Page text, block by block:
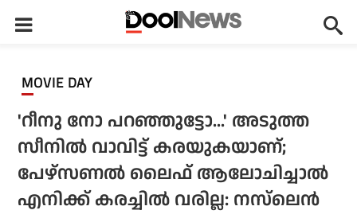
MOVIE DAY
'റീനു നോ പറഞ്ഞുട്ടോ...' അടുത്ത
സീനില്‍ വാവിട്ട് കരയുകയാണ്;
പേഴ്‌സണല്‍ ലൈഫ് ആലോചിച്ചാല്‍
എനിക്ക് കരച്ചില്‍ വരില്ല: നസ്‌ലെന്‍